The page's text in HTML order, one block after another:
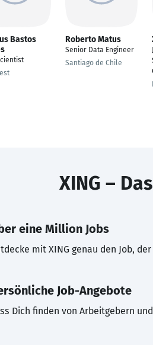
Bastos
Roberto Matus
Senior Data Engineer
Santiago de Chile
XING –
eine Million Jobs
mit XING genau den Job,
Job-Angebote
Dich finden von Arbeitgebern